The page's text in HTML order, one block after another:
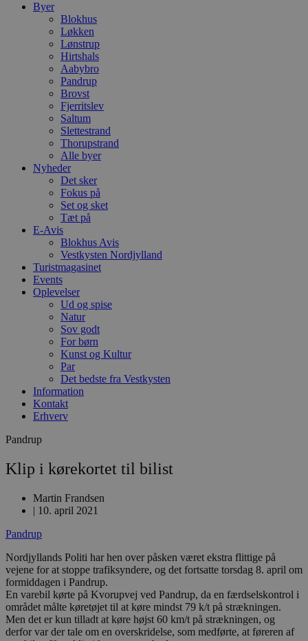
Byer
Blokhus
Løkken
Lønstrup
Hirtshals
Aabybro
Pandrup
Brovst
Fjerritslev
Saltum
Slettestrand
Thorupstrand
Alle byer
Nyheder
Det sker
Fokus på
Set og sket
Tæt på
E-Avis
Blokhus Avis
Vestkysten Nordjylland
Turistmagasinet
Events
Oplevelser
Ud og spise
Natur
Sov godt
For børn
Kunst og Kultur
Par
Det bedste fra Vestkysten
Information
Kontakt
Erhverv
Pandrup
Klip i kørekortet til bilist
Martin Frandsen
| 10. april 2021
Pandrup
Nordjyllands Politi har hen over påsken været ekstra flittige på
vejene for at stoppe trafiksyndere, og det fortsatte torsdag 8. april om
formiddagen i Pandrup.
En varebil kørte på Kvorupvej ved Pandrup, da en færdselskontrol i
området målte køretøjet til at køre mindst 79 k/t på strækningen.
Men det er kun tilladt at køre højst 60 km/t på strækningen, og
derfor var der tale om en overskridelse, som medførte, at føreren af